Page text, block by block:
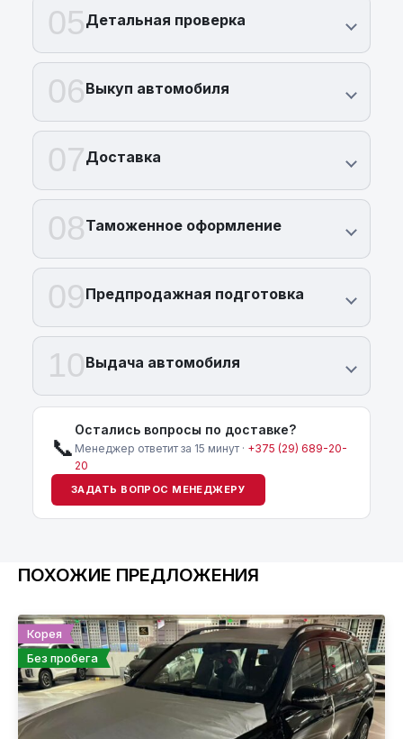
05Детальная проверка
06Выкуп автомобиля
07Доставка
08Таможенное оформление
09Предпродажная подготовка
10Выдача автомобиля
📞
Остались вопросы по доставке?
Менеджер ответит за 15 минут · +375 (29) 689-20-
20
ЗАДАТЬ ВОПРОС МЕНЕДЖЕРУ
ПОХОЖИЕ ПРЕДЛОЖЕНИЯ
Корея
Без пробега